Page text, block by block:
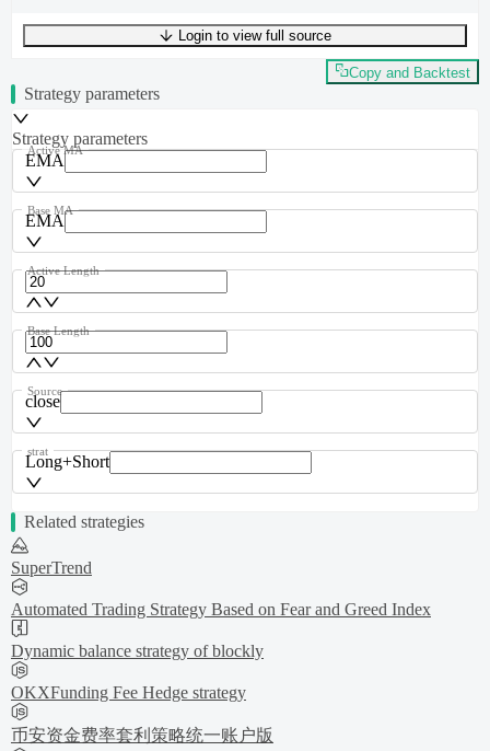
UTF-8468 bytes63 words0 linesLn 1,Col 0
Login to view full source
Copy and Backtest
Strategy parameters
Strategy parameters
EMA
Active MA
EMA
Base MA
Active Length
Base Length
close
Source
Long+Short
strat
Related strategies
SuperTrend
Automated Trading Strategy Based on Fear and Greed Index
Dynamic balance strategy of blockly
OKXFunding Fee Hedge strategy
币安资金费率套利策略统一账户版